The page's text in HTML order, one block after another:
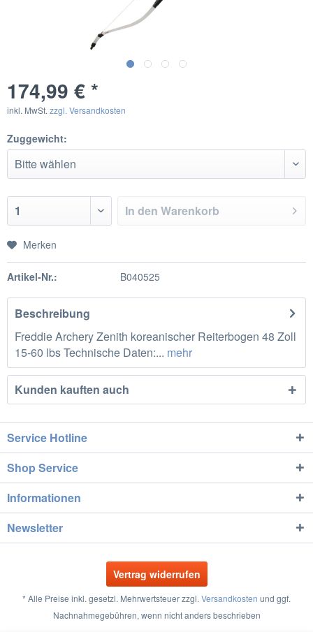
174,99 € *
inkl. MwSt. zzgl. Versandkosten
Zuggewicht:
In den Warenkorb
Merken
Artikel-Nr.: B040525
Beschreibung
Freddie Archery Zenith koreanischer Reiterbogen 48 Zoll
15-60 lbs Technische Daten:... mehr
Kunden kauften auch
Service Hotline
Shop Service
Informationen
Newsletter
Vertrag widerrufen
* Alle Preise inkl. gesetzl. Mehrwertsteuer zzgl. Versandkosten und ggf.
Nachnahmegebühren, wenn nicht anders beschrieben